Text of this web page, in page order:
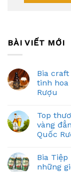
BÀI VIẾT MỚI
Bia
tinh hoa
Rượu
Top
vàng
Quốc
Bia
những